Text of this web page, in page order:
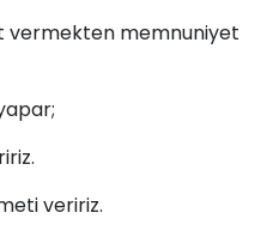
vermekten memnuniyet
veririz.